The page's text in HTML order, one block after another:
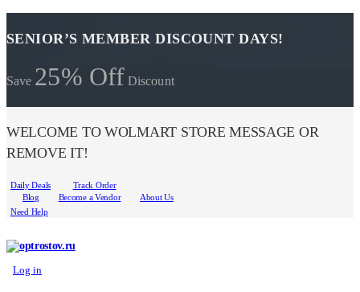
SENIOR’S MEMBER DISCOUNT DAYS!
Save 25% Off Discount
WELCOME TO WOLMART STORE MESSAGE OR
REMOVE IT!
Daily Deals
Track Order
Blog
Become a Vendor
About Us
Need Help
Log in